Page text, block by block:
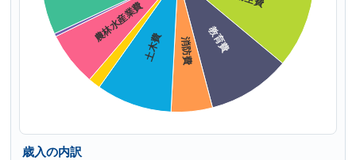
歳入の内訳